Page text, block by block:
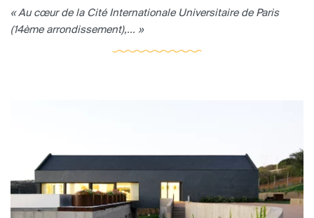
« Au cœur de la Cité Internationale Universitaire de Paris
(14ème arrondissement),... »